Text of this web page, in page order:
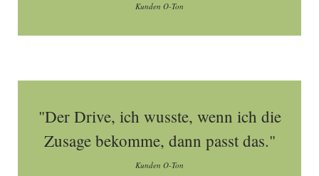
Kunden O-Ton
"Der Drive, ich wusste, wenn ich die
Zusage bekomme, dann passt das."
Kunden O-Ton